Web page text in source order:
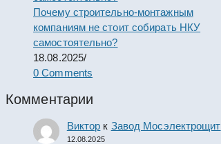
Почему строительно-монтажным
компаниям не стоит собирать НКУ
самостоятельно?
18.08.2025/
0 Comments
Комментарии
Виктор к Завод Мосэлектрощит
12.08.2025